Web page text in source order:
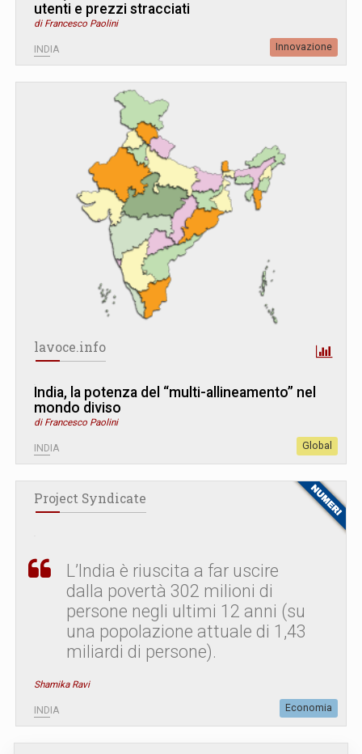
utenti e prezzi stracciati
di Francesco Paolini
INDIA Innovazione
lavoce.info
India, la potenza del “multi-allineamento” nel
mondo diviso
di Francesco Paolini
INDIA Global
Project Syndicate
L’India è riuscita a far uscire
dalla povertà 302 milioni di
persone negli ultimi 12 anni (su
una popolazione attuale di 1,43
miliardi di persone).
Shamika Ravi
INDIA Economia